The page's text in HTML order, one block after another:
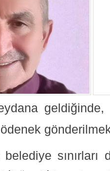
geldiğinde,
sınırları